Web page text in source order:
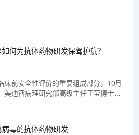
如何为抗体药物研发保驾护航？
床前安全性评价的重要组成部分，10月
美迪西病理研究部高级主任王莹博士做
其在毒性病理领域工作多年的经验和感
。
病毒的抗体药物研发